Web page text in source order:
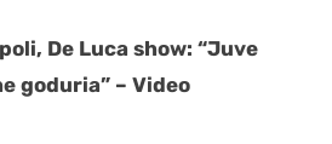
De Luca show: “Juve
goduria” – Video